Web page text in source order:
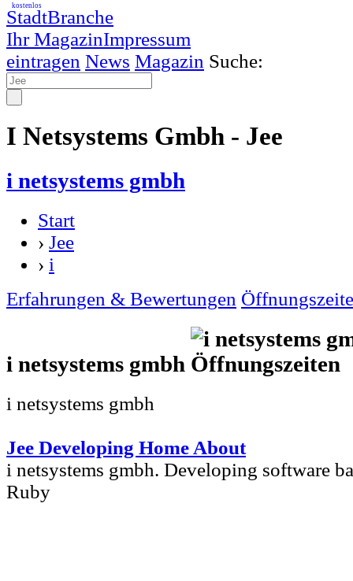
StadtBranche
Ihr MagazinImpressum
kostenlos
eintragen News Magazin Suche:
I Netsystems Gmbh - Jee
i netsystems gmbh
Start
› Jee
› i
Erfahrungen & Bewertungen
i netsystems gmbh
i netsystems gmbh
Jee Developing Home About
i netsystems gmbh. Developing software
Ruby